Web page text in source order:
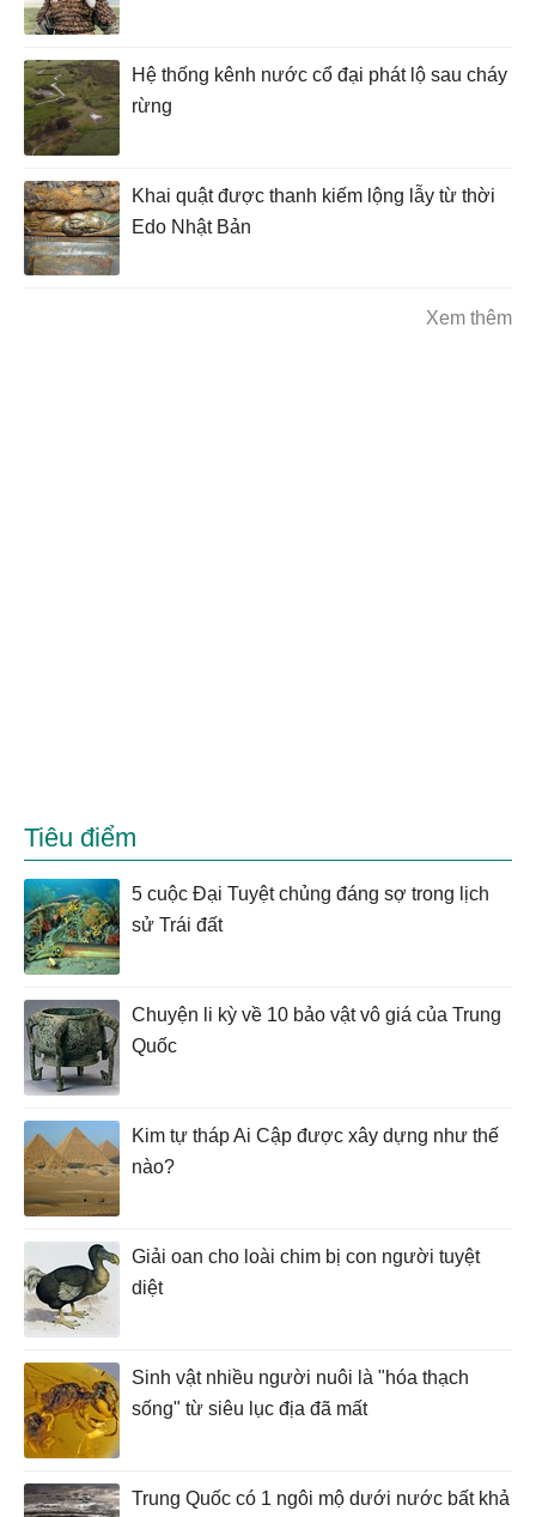
Hệ thống kênh nước cổ đại phát lộ sau cháy
rừng
Khai quật được thanh kiếm lộng lẫy từ thời
Edo Nhật Bản
Xem thêm
Tiêu điểm
5 cuộc Đại Tuyệt chủng đáng sợ trong lịch
sử Trái đất
Chuyện li kỳ về 10 bảo vật vô giá của Trung
Quốc
Kim tự tháp Ai Cập được xây dựng như thế
nào?
Giải oan cho loài chim bị con người tuyệt
diệt
Sinh vật nhiều người nuôi là "hóa thạch
sống" từ siêu lục địa đã mất
Trung Quốc có 1 ngôi mộ dưới nước bất khả